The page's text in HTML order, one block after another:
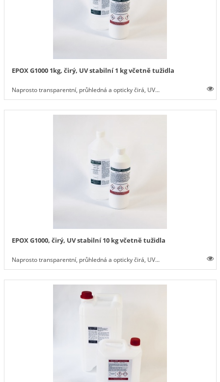
EPOX G1000 1kg, čirý, UV stabilní 1 kg včetně tužidla
Naprosto transparentní, průhledná a opticky čirá, UV...
EPOX G1000, čirý, UV stabilní 10 kg včetně tužidla
Naprosto transparentní, průhledná a opticky čirá, UV...